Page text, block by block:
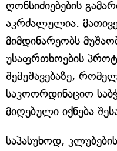
ღონსიძიებების
აკრძალულია.
მიმდინარეობს
უსაფრთხოების
შემუშავებაზე,
საკოორდინაციო
მიღებული იქნება
საპასუხოდ,